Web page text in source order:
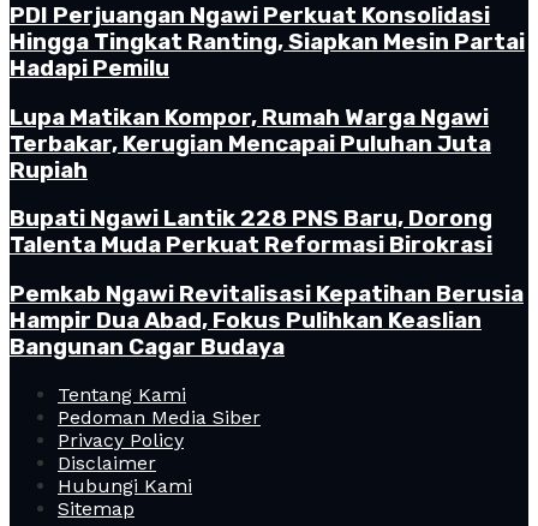
PDI Perjuangan Ngawi Perkuat Konsolidasi
Hingga Tingkat Ranting, Siapkan Mesin Partai
Hadapi Pemilu
Lupa Matikan Kompor, Rumah Warga Ngawi
Terbakar, Kerugian Mencapai Puluhan Juta
Rupiah
Bupati Ngawi Lantik 228 PNS Baru, Dorong
Talenta Muda Perkuat Reformasi Birokrasi
Pemkab Ngawi Revitalisasi Kepatihan Berusia
Hampir Dua Abad, Fokus Pulihkan Keaslian
Bangunan Cagar Budaya
Tentang Kami
Pedoman Media Siber
Privacy Policy
Disclaimer
Hubungi Kami
Sitemap